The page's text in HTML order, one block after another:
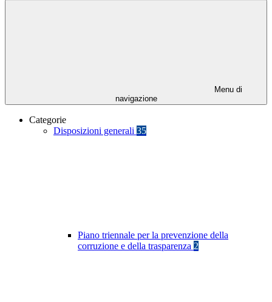
Menu di
navigazione
Categorie
Disposizioni generali 35
Piano triennale per la prevenzione della
corruzione e della trasparenza 2